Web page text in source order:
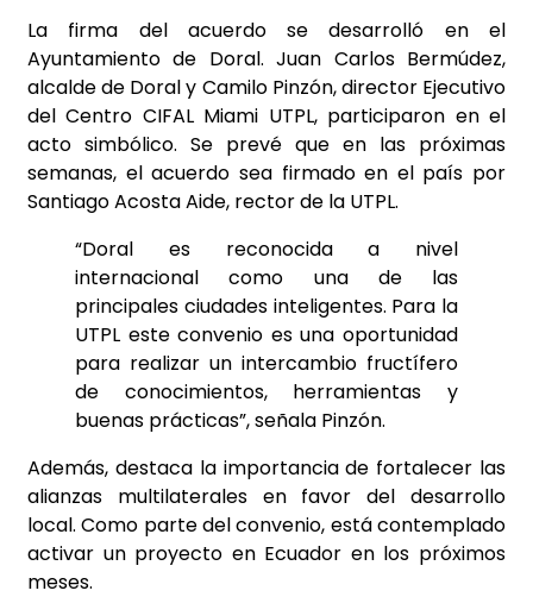
La firma del acuerdo se desarrolló en el
Ayuntamiento de Doral. Juan Carlos Bermúdez,
alcalde de Doral y Camilo Pinzón, director Ejecutivo
del Centro CIFAL Miami UTPL, participaron en el
acto simbólico. Se prevé que en las próximas
semanas, el acuerdo sea firmado en el país por
Santiago Acosta Aide, rector de la UTPL.
“Doral es reconocida a nivel
internacional como una de las
principales ciudades inteligentes. Para la
UTPL este convenio es una oportunidad
para realizar un intercambio fructífero
de conocimientos, herramientas y
buenas prácticas”, señala Pinzón.
Además, destaca la importancia de fortalecer las
alianzas multilaterales en favor del desarrollo
local. Como parte del convenio, está contemplado
activar un proyecto en Ecuador en los próximos
meses.